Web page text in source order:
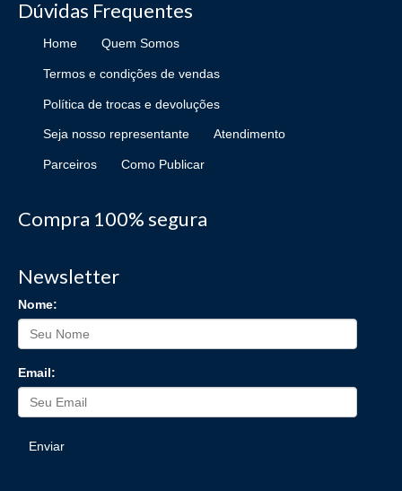
Dúvidas Frequentes
Home Quem Somos
Termos e condições de vendas
Política de trocas e devoluções
Seja nosso representante Atendimento
Parceiros Como Publicar
Compra 100% segura
Newsletter
Nome:
Email:
Enviar